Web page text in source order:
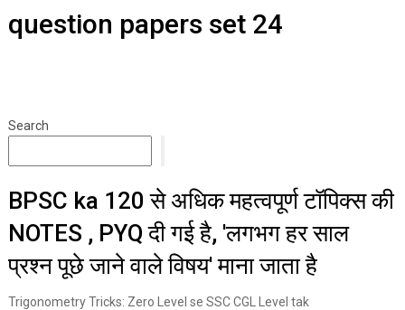
question papers set 24
Search
BPSC ka 120 से अधिक महत्वपूर्ण टॉपिक्स की
NOTES , PYQ दी गई है, 'लगभग हर साल
प्रश्न पूछे जाने वाले विषय' माना जाता है
Trigonometry Tricks: Zero Level se SSC CGL Level tak